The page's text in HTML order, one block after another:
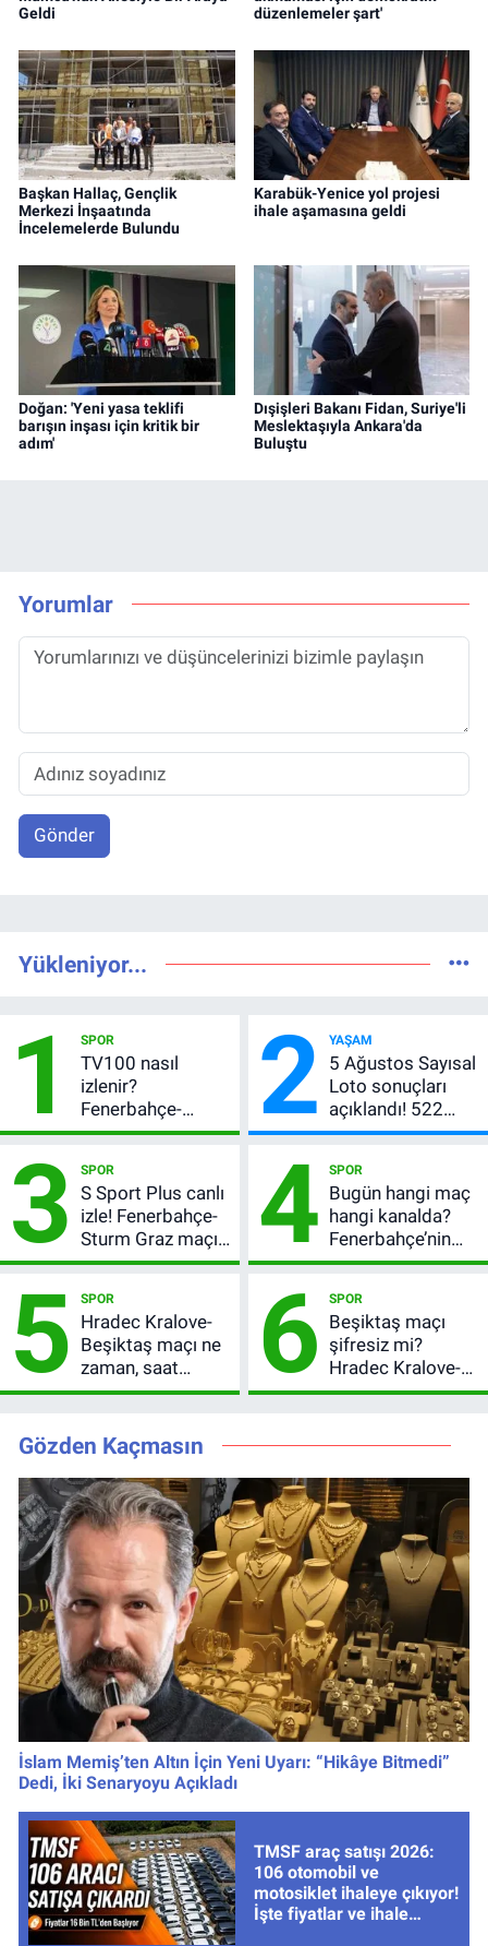
Geldi
düzenlemeler şart'
Başkan Hallaç, Gençlik
Merkezi İnşaatında
İncelemelerde Bulundu
Karabük-Yenice yol projesi
ihale aşamasına geldi
Doğan: 'Yeni yasa teklifi
barışın inşası için kritik bir
adım'
Dışişleri Bakanı Fidan, Suriye'li
Meslektaşıyla Ankara'da
Buluştu
Yorumlar
Gönder
Yükleniyor...
1 SPOR
TV100 nasıl
izlenir?
Fenerbahçe-
Sturm Graz maçı
bilgileri
2 YAŞAM
5 Ağustos Sayısal
Loto sonuçları
açıklandı! 522
milyon TL devretti
3 SPOR
S Sport Plus canlı
izle! Fenerbahçe-
Sturm Graz maçı
nasıl izlenir?
4 SPOR
Bugün hangi maç
hangi kanalda?
Fenerbahçe’nin
Avrupa sınavı
yayınlanacak
5 SPOR
Hradec Kralove-
Beşiktaş maçı ne
zaman, saat
kaçta? Şifresiz
3. Ön Eleme Turu
6 SPOR
Beşiktaş maçı
şifresiz mi?
Hradec Kralove-
Beşiktaş hangi
Gözden Kaçmasın
İslam Memiş’ten Altın İçin Yeni Uyarı: “Hikâye Bitmedi”
Dedi, İki Senaryoyu Açıkladı
TMSF araç satışı 2026:
106 otomobil ve
motosiklet ihaleye çıkıyor!
İşte fiyatlar ve ihale